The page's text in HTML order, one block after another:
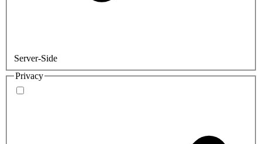
Server-Side
Privacy